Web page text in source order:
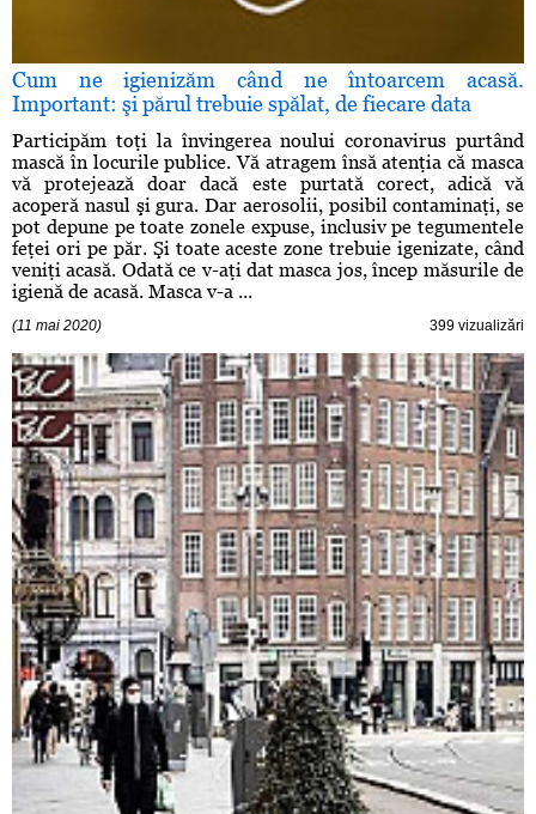
Cum ne igienizăm când ne întoarcem acasă.
Important: şi părul trebuie spălat, de fiecare data
Participăm toţi la învingerea noului coronavirus purtând
mască în locurile publice. Vă atragem însă atenţia că masca
vă protejează doar dacă este purtată corect, adică vă
acoperă nasul şi gura. Dar aerosolii, posibil contaminaţi, se
pot depune pe toate zonele expuse, inclusiv pe tegumentele
feţei ori pe păr. Şi toate aceste zone trebuie igenizate, când
veniţi acasă. Odată ce v-aţi dat masca jos, încep măsurile de
igienă de acasă. Masca v-a ...
(11 mai 2020) 399 vizualizări